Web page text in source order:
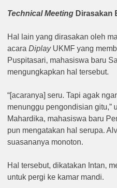
Technical Meeting Dirasakan
Hal lain yang dirasakan oleh
acara Diplay UKMF yang
Puspitasari, mahasiswa baru
mengungkapkan hal tersebut.
“[acaranya] seru. Tapi agak
menunggu pengondisian gitu,”
Mahardika, mahasiswa baru
pun mengatakan hal serupa.
suasananya monoton.
Hal tersebut, dikatakan Intan,
untuk pergi ke kamar mandi.